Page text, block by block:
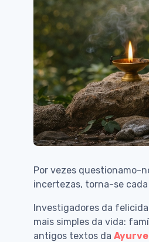
Por vezes questionamo-
incertezas, torna-se
Investigadores da
mais simples da vida:
antigos textos da